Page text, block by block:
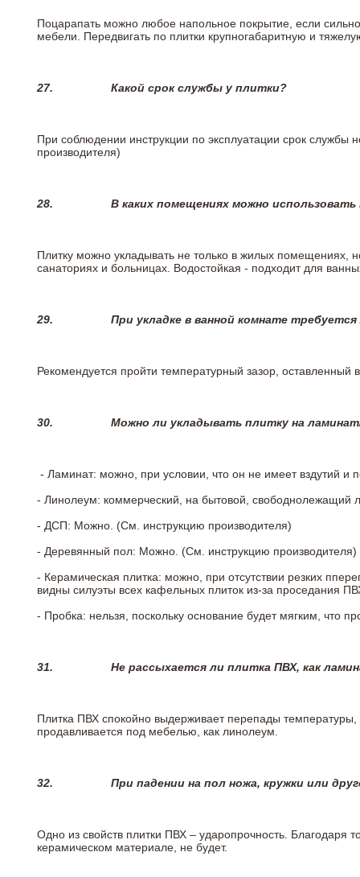
Поцарапать можно любое напольное покрытие, если
мебели. Передвигать по плитки крупногабаритную и
27. Какой срок службы у плитки?
При соблюдении инструкции по эксплуатации срок
производителя)
28. В каких помещениях можно
Плитку можно укладывать не только в жилых помещениях,
санаториях и больницах. Водостойкая - подходит для
29. При укладке в ванной комнате
Рекомендуется пройти температурный зазор,
30. Можно ли укладывать плитку на
- Ламинат: можно, при условии, что он не имеет вздутий
- Линолеум: коммерческий, на бытовой, свободнолежащий
- ДСП: Можно. (См. инструкцию производителя)
- Деревянный пол: Можно. (См. инструкцию производителя)
- Керамическая плитка: можно, при отсутствии резких
видны силуэты всех кафельных плиток из-за проседания
- Пробка: нельзя, поскольку основание будет мягким, что
31. Не рассыхается ли плитка ПВХ, как
Плитка ПВХ спокойно выдерживает перепады температуры,
продавливается под мебелью, как линолеум.
32. При падении на пол ножа, кружки или
Одно из свойств плитки ПВХ – ударопрочность. Благодаря
керамическом материале, не будет.